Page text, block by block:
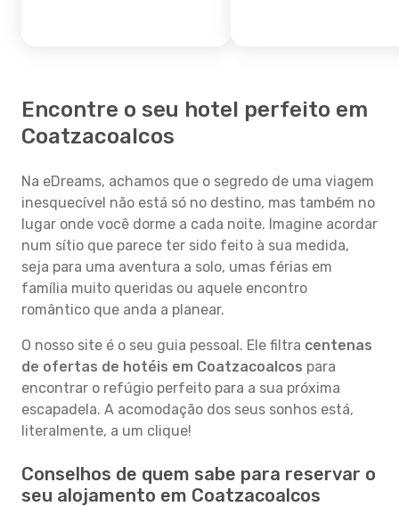
Encontre o seu hotel perfeito em
Coatzacoalcos
Na eDreams, achamos que o segredo de uma viagem
inesquecível não está só no destino, mas também no
lugar onde você dorme a cada noite. Imagine acordar
num sítio que parece ter sido feito à sua medida,
seja para uma aventura a solo, umas férias em
família muito queridas ou aquele encontro
romântico que anda a planear.
O nosso site é o seu guia pessoal. Ele filtra centenas
de ofertas de hotéis em Coatzacoalcos para
encontrar o refúgio perfeito para a sua próxima
escapadela. A acomodação dos seus sonhos está,
literalmente, a um clique!
Conselhos de quem sabe para reservar o
seu alojamento em Coatzacoalcos